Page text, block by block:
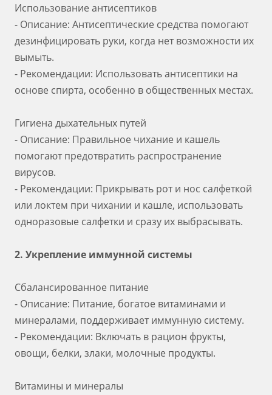
Использование антисептиков
- Описание: Антисептические средства помогают
дезинфицировать руки, когда нет возможности их
вымыть.
- Рекомендации: Использовать антисептики на
основе спирта, особенно в общественных местах.
Гигиена дыхательных путей
- Описание: Правильное чихание и кашель
помогают предотвратить распространение
вирусов.
- Рекомендации: Прикрывать рот и нос салфеткой
или локтем при чихании и кашле, использовать
одноразовые салфетки и сразу их выбрасывать.
2. Укрепление иммунной системы
Сбалансированное питание
- Описание: Питание, богатое витаминами и
минералами, поддерживает иммунную систему.
- Рекомендации: Включать в рацион фрукты,
овощи, белки, злаки, молочные продукты.
Витамины и минералы